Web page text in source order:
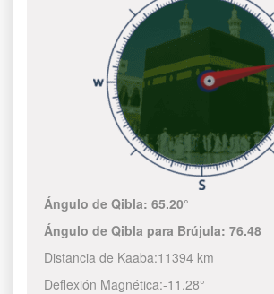
Ángulo de Qibla:65.20°
Ángulo de Qibla para Brújula:76.48
Distancia de Kaaba:11394 km
Deflexión Magnética:-11.28°